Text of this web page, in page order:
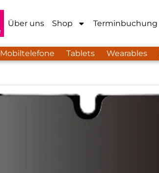
Über uns Shop Terminbuchung
Mobiltelefone Tablets Wearables